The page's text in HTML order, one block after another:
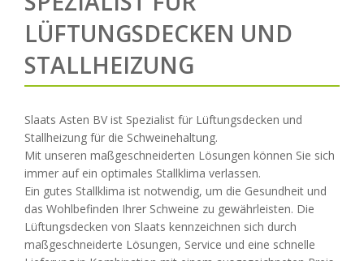
LÜFTUNGSDECKEN UND
STALLHEIZUNG
Slaats Asten BV ist Spezialist für Lüftungsdecken und
Stallheizung für die Schweinehaltung.
Mit unseren maßgeschneiderten Lösungen können Sie sich
immer auf ein optimales Stallklima verlassen.
Ein gutes Stallklima ist notwendig, um die Gesundheit und
das Wohlbefinden Ihrer Schweine zu gewährleisten. Die
Lüftungsdecken von Slaats kennzeichnen sich durch
maßgeschneiderte Lösungen, Service und eine schnelle